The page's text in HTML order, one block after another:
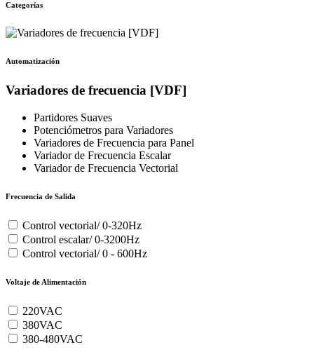
Categorías
Automatización
Variadores de frecuencia [VDF]
Partidores Suaves
Potenciómetros para Variadores
Variadores de Frecuencia para Panel
Variador de Frecuencia Escalar
Variador de Frecuencia Vectorial
Frecuencia de Salida
Control vectorial/ 0-320Hz
Control escalar/ 0-3200Hz
Control vectorial/ 0 - 600Hz
Voltaje de Alimentación
220VAC
380VAC
380-480VAC